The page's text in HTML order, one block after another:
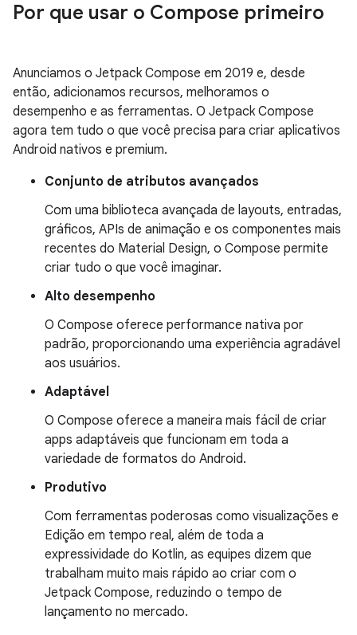
Por que usar o Compose primeiro
Anunciamos o Jetpack Compose em 2019 e, desde
então, adicionamos recursos, melhoramos o
desempenho e as ferramentas. O Jetpack Compose
agora tem tudo o que você precisa para criar aplicativos
Android nativos e premium.
Conjunto de atributos avançados
Com uma biblioteca avançada de layouts, entradas,
gráficos, APIs de animação e os componentes mais
recentes do Material Design, o Compose permite
criar tudo o que você imaginar.
Alto desempenho
O Compose oferece performance nativa por
padrão, proporcionando uma experiência agradável
aos usuários.
Adaptável
O Compose oferece a maneira mais fácil de criar
apps adaptáveis que funcionam em toda a
variedade de formatos do Android.
Produtivo
Com ferramentas poderosas como visualizações e
Edição em tempo real, além de toda a
expressividade do Kotlin, as equipes dizem que
trabalham muito mais rápido ao criar com o
Jetpack Compose, reduzindo o tempo de
lançamento no mercado.